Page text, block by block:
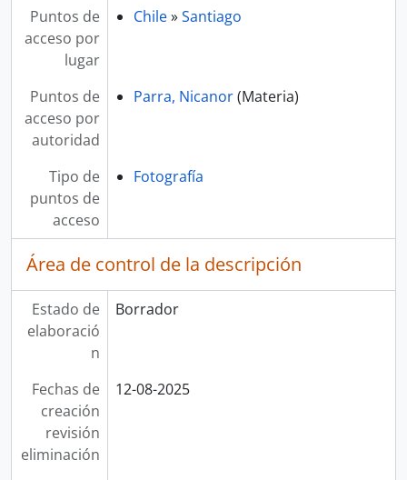
Puntos de
acceso por
lugar
Chile»Santiago
Puntos de
acceso por
autoridad
Parra, Nicanor(Materia)
Tipo de
puntos de
acceso
Fotografía
Área de control de la descripción
Estado de
elaboració
n
Borrador
Fechas de
creación
revisión
eliminación
12-08-2025